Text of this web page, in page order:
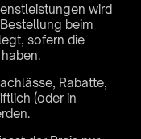
wird
beim
sofern die
Rabatte,
(oder in